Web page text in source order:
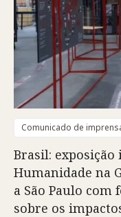
Comunicado de
Brasil:
Humanidade na
a São Paulo com
sobre os